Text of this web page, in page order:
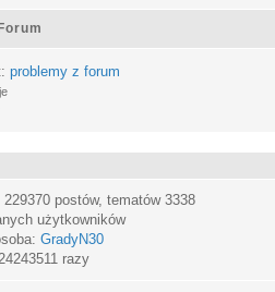
problemy z forum
229370 postów, tematów 3338
użytkowników
GradyN30
razy